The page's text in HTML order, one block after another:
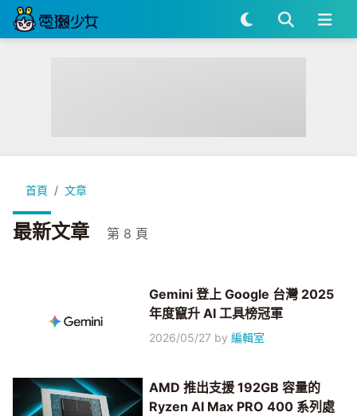
首頁 文章
最新文章 第 8 頁
Gemini 登上 Google 台灣 2025
年度竄升 AI 工具榜冠軍
2026/05/27 by編輯室
AMD 推出支援 192GB 容量的
Ryzen AI Max PRO 400 系列處